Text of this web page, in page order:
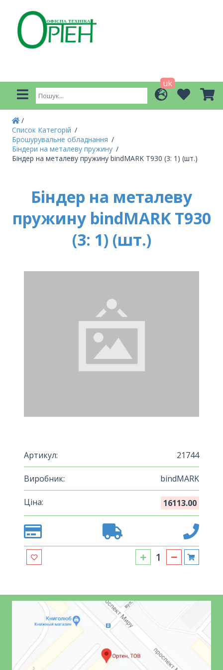
uk
Список Категорій
Брошурувальне обладнання
Біндери на металеву пружину
Біндер на металеву пружину bindMARK Т930 (3: 1) (шт.)
Біндер на металеву
пружину bindMARK Т930
(3: 1) (шт.)
Артикул: 21744
Виробник: bindMARK
Ціна: 16113.00